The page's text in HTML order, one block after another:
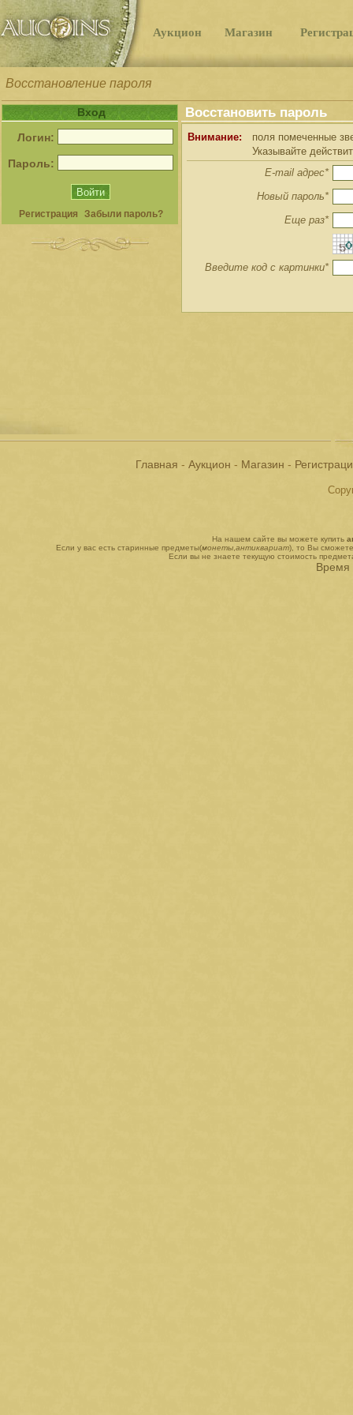
Аукцион Магазин
Восстановление пароля
Вход
Логин:
Пароль:
Регистрация Забыли пароль?
Восстановить пароль
Внимание:
поля помеченные
Указывайте
E-mail адрес*
Новый пароль*
Еще раз*
Введите код с картинки*
Главная - Аукцион - Магазин -
На нашем сайте вы можете купить
Если у вас есть старинные предметы(монеты, антиквариат), то Вы
Если вы не знаете текущую стоимость
Время